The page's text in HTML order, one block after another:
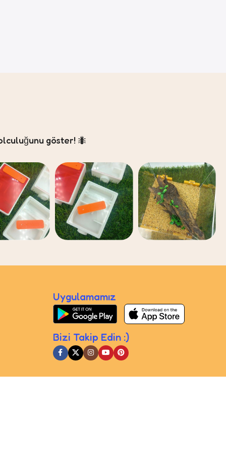
göster! 🐜
Uygulamamız
Bizi Takip Edin :)